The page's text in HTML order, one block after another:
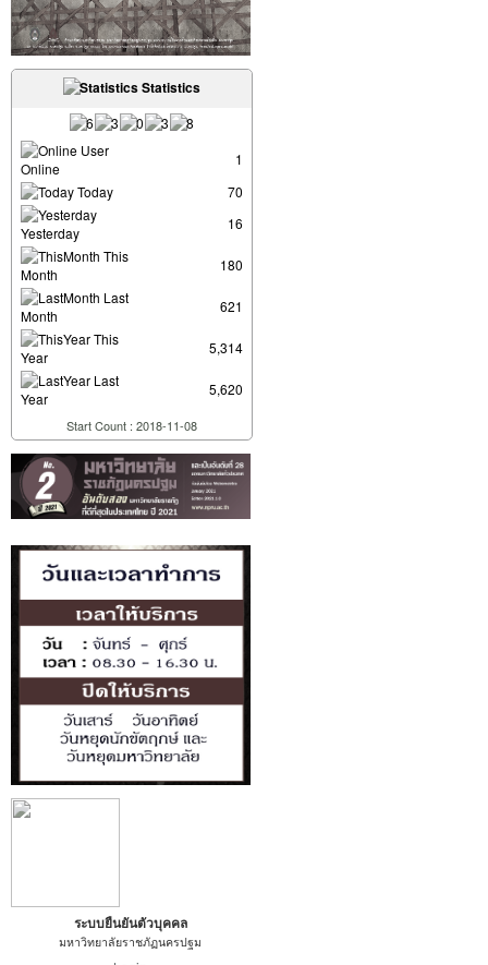
Statistics
User
Online
1
Today
70
Yesterday
16
This
Month
180
Last
Month
621
This
Year
5,314
Last
Year
5,620
Start Count : 2018-11-08
ระบบยืนยันตัวบุคคล
มหาวิทยาลัยราชภัฏนครปฐม